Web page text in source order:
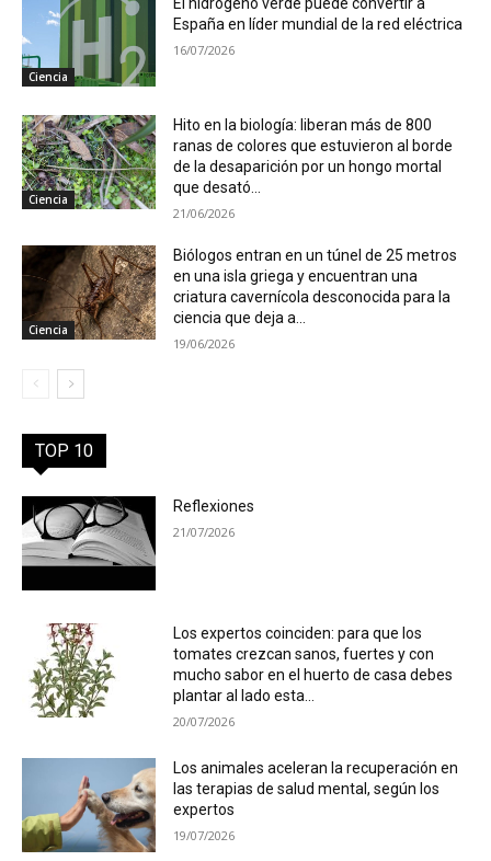
Ciencia
España en líder mundial de la red eléctrica
16/07/2026
Ciencia
Hito en la biología: liberan más de 800
ranas de colores que estuvieron al borde
de la desaparición por un hongo mortal
que desató...
21/06/2026
Ciencia
Biólogos entran en un túnel de 25 metros
en una isla griega y encuentran una
criatura cavernícola desconocida para la
ciencia que deja a...
19/06/2026
TOP 10
Reflexiones
21/07/2026
Los expertos coinciden: para que los
tomates crezcan sanos, fuertes y con
mucho sabor en el huerto de casa debes
plantar al lado esta...
20/07/2026
Los animales aceleran la recuperación en
las terapias de salud mental, según los
expertos
19/07/2026